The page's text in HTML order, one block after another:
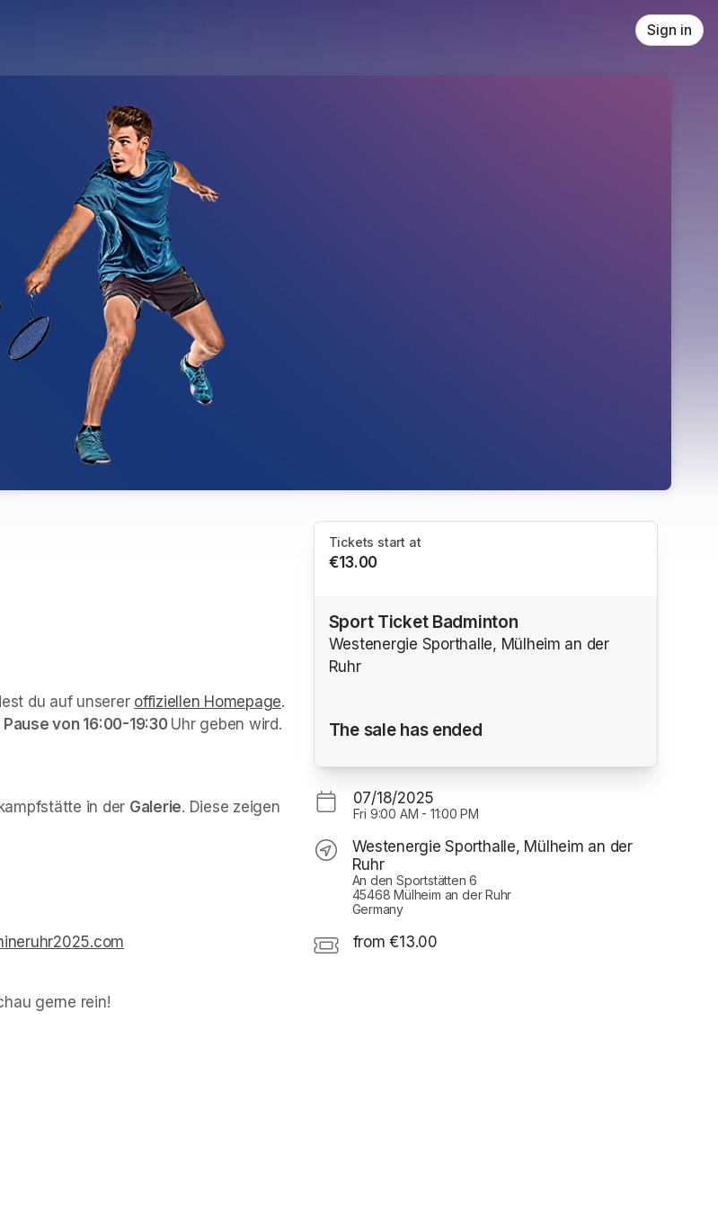
Sign in
du auf unserer offiziellen Homepage(opens in a new tab)
.
von 16:00-19:30 Uhr geben wird.
in der Galerie. Diese zeigen
in a new tab)
gerne rein!
Tickets start at
€13.00
Sport Ticket Badminton
Westenergie Sporthalle, Mülheim an der
Ruhr
The sale has ended
07/18/2025
Fri 9:00 AM - 11:00 PM
Westenergie Sporthalle, Mülheim an der
Ruhr
An den Sportstätten 6
45468 Mülheim an der Ruhr
Germany
from €13.00